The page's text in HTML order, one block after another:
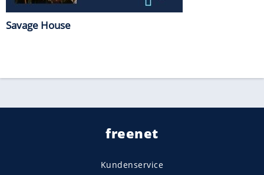
Savage House
freenet
Kundenservice